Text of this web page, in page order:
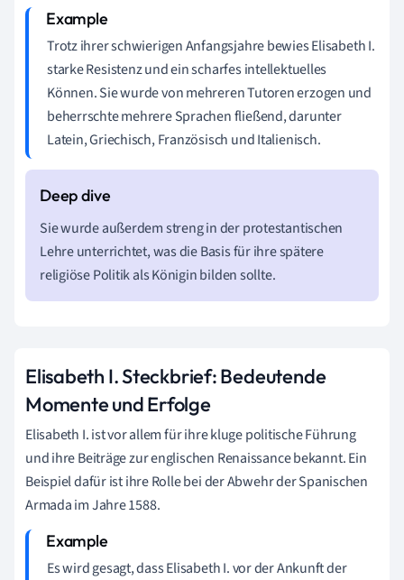
Trotz ihrer schwierigen Anfangsjahre bewies Elisabeth I.
starke Resistenz und ein scharfes intellektuelles
Können. Sie wurde von mehreren Tutoren erzogen und
beherrschte mehrere Sprachen fließend, darunter
Latein, Griechisch, Französisch und Italienisch.
Sie wurde außerdem streng in der protestantischen
Lehre unterrichtet, was die Basis für ihre spätere
religiöse Politik als Königin bilden sollte.
Elisabeth I. Steckbrief: Bedeutende
Momente und Erfolge
Elisabeth I. ist vor allem für ihre kluge politische Führung
und ihre Beiträge zur englischen Renaissance bekannt. Ein
Beispiel dafür ist ihre Rolle bei der Abwehr der Spanischen
Armada im Jahre 1588.
Es wird gesagt, dass Elisabeth I. vor der Ankunft der